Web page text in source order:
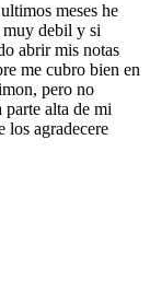
meses he
muy debil y si
abrir mis notas
me cubro bien en
pero no
alta de mi
los agradecere